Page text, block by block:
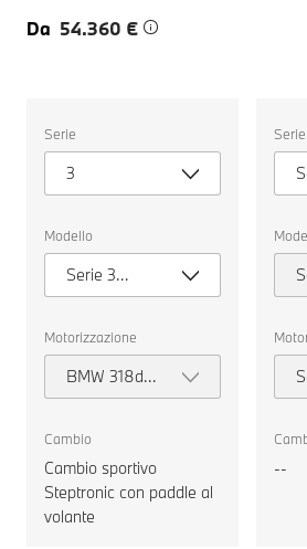
Da 54.360 €
un
veicolo.
Serie
3
Modello
Serie 3
Berlina
Motorizzazione
BMW 318d
Berlina
Cambio
Cambio sportivo
Steptronic con paddle al
volante
un
Serie
--